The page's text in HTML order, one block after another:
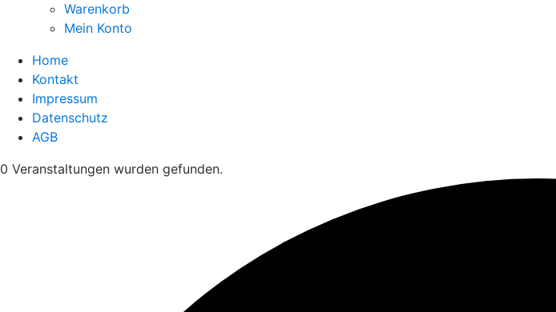
Warenkorb
Mein Konto
Home
Kontakt
Impressum
Datenschutz
AGB
0 Veranstaltungen wurden gefunden.